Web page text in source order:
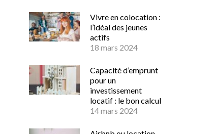
Vivre en colocation :
l’idéal des jeunes
actifs
18 mars 2024
Capacité d’emprunt
pour un
investissement
locatif : le bon calcul
14 mars 2024